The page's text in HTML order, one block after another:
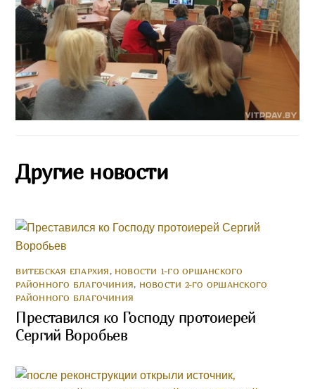
Другие новости
ВИТЕБСКАЯ ЕПАРХИЯ, НОВОСТИ 1-ГО ОРШАНСКОГО
РАЙОННОГО БЛАГОЧИНИЯ, НОВОСТИ 2-ГО ОРШАНСКОГО
РАЙОННОГО БЛАГОЧИНИЯ
Преставился ко Господу протоиерей
Сергий Воробьев